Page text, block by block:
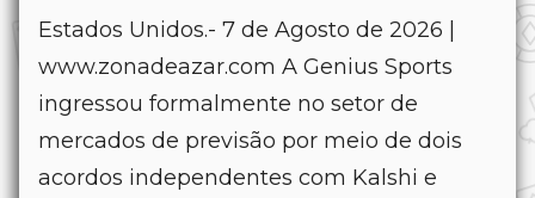
Estados Unidos.- 7 de Agosto de 2026 |
www.zonadeazar.com A Genius Sports
ingressou formalmente no setor de
mercados de previsão por meio de dois
acordos independentes com Kalshi e